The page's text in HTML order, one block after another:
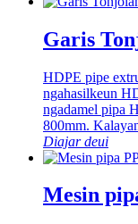
Garis
HDPE pipe
ngahasilkeun
ngadamel pipa
800mm.
Diajar deui
Mesin